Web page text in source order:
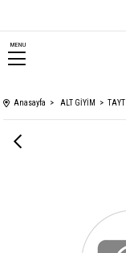
MENU
Anasayfa ALT GİYİM TAYT